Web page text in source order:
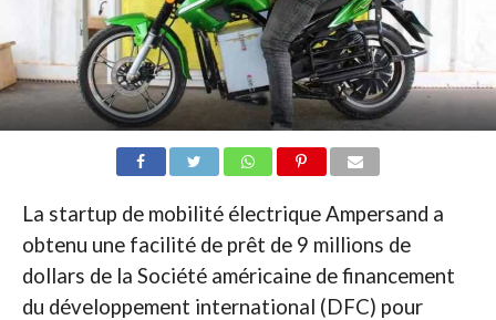
La startup de mobilité électrique Ampersand a
obtenu une facilité de prêt de 9 millions de
dollars de la Société américaine de financement
du développement international (DFC) pour